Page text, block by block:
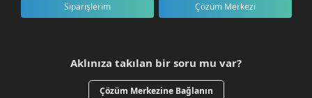
Siparişlerim Çözüm Merkezi
Aklınıza takılan bir soru mu var?
Çözüm Merkezine Bağlanın